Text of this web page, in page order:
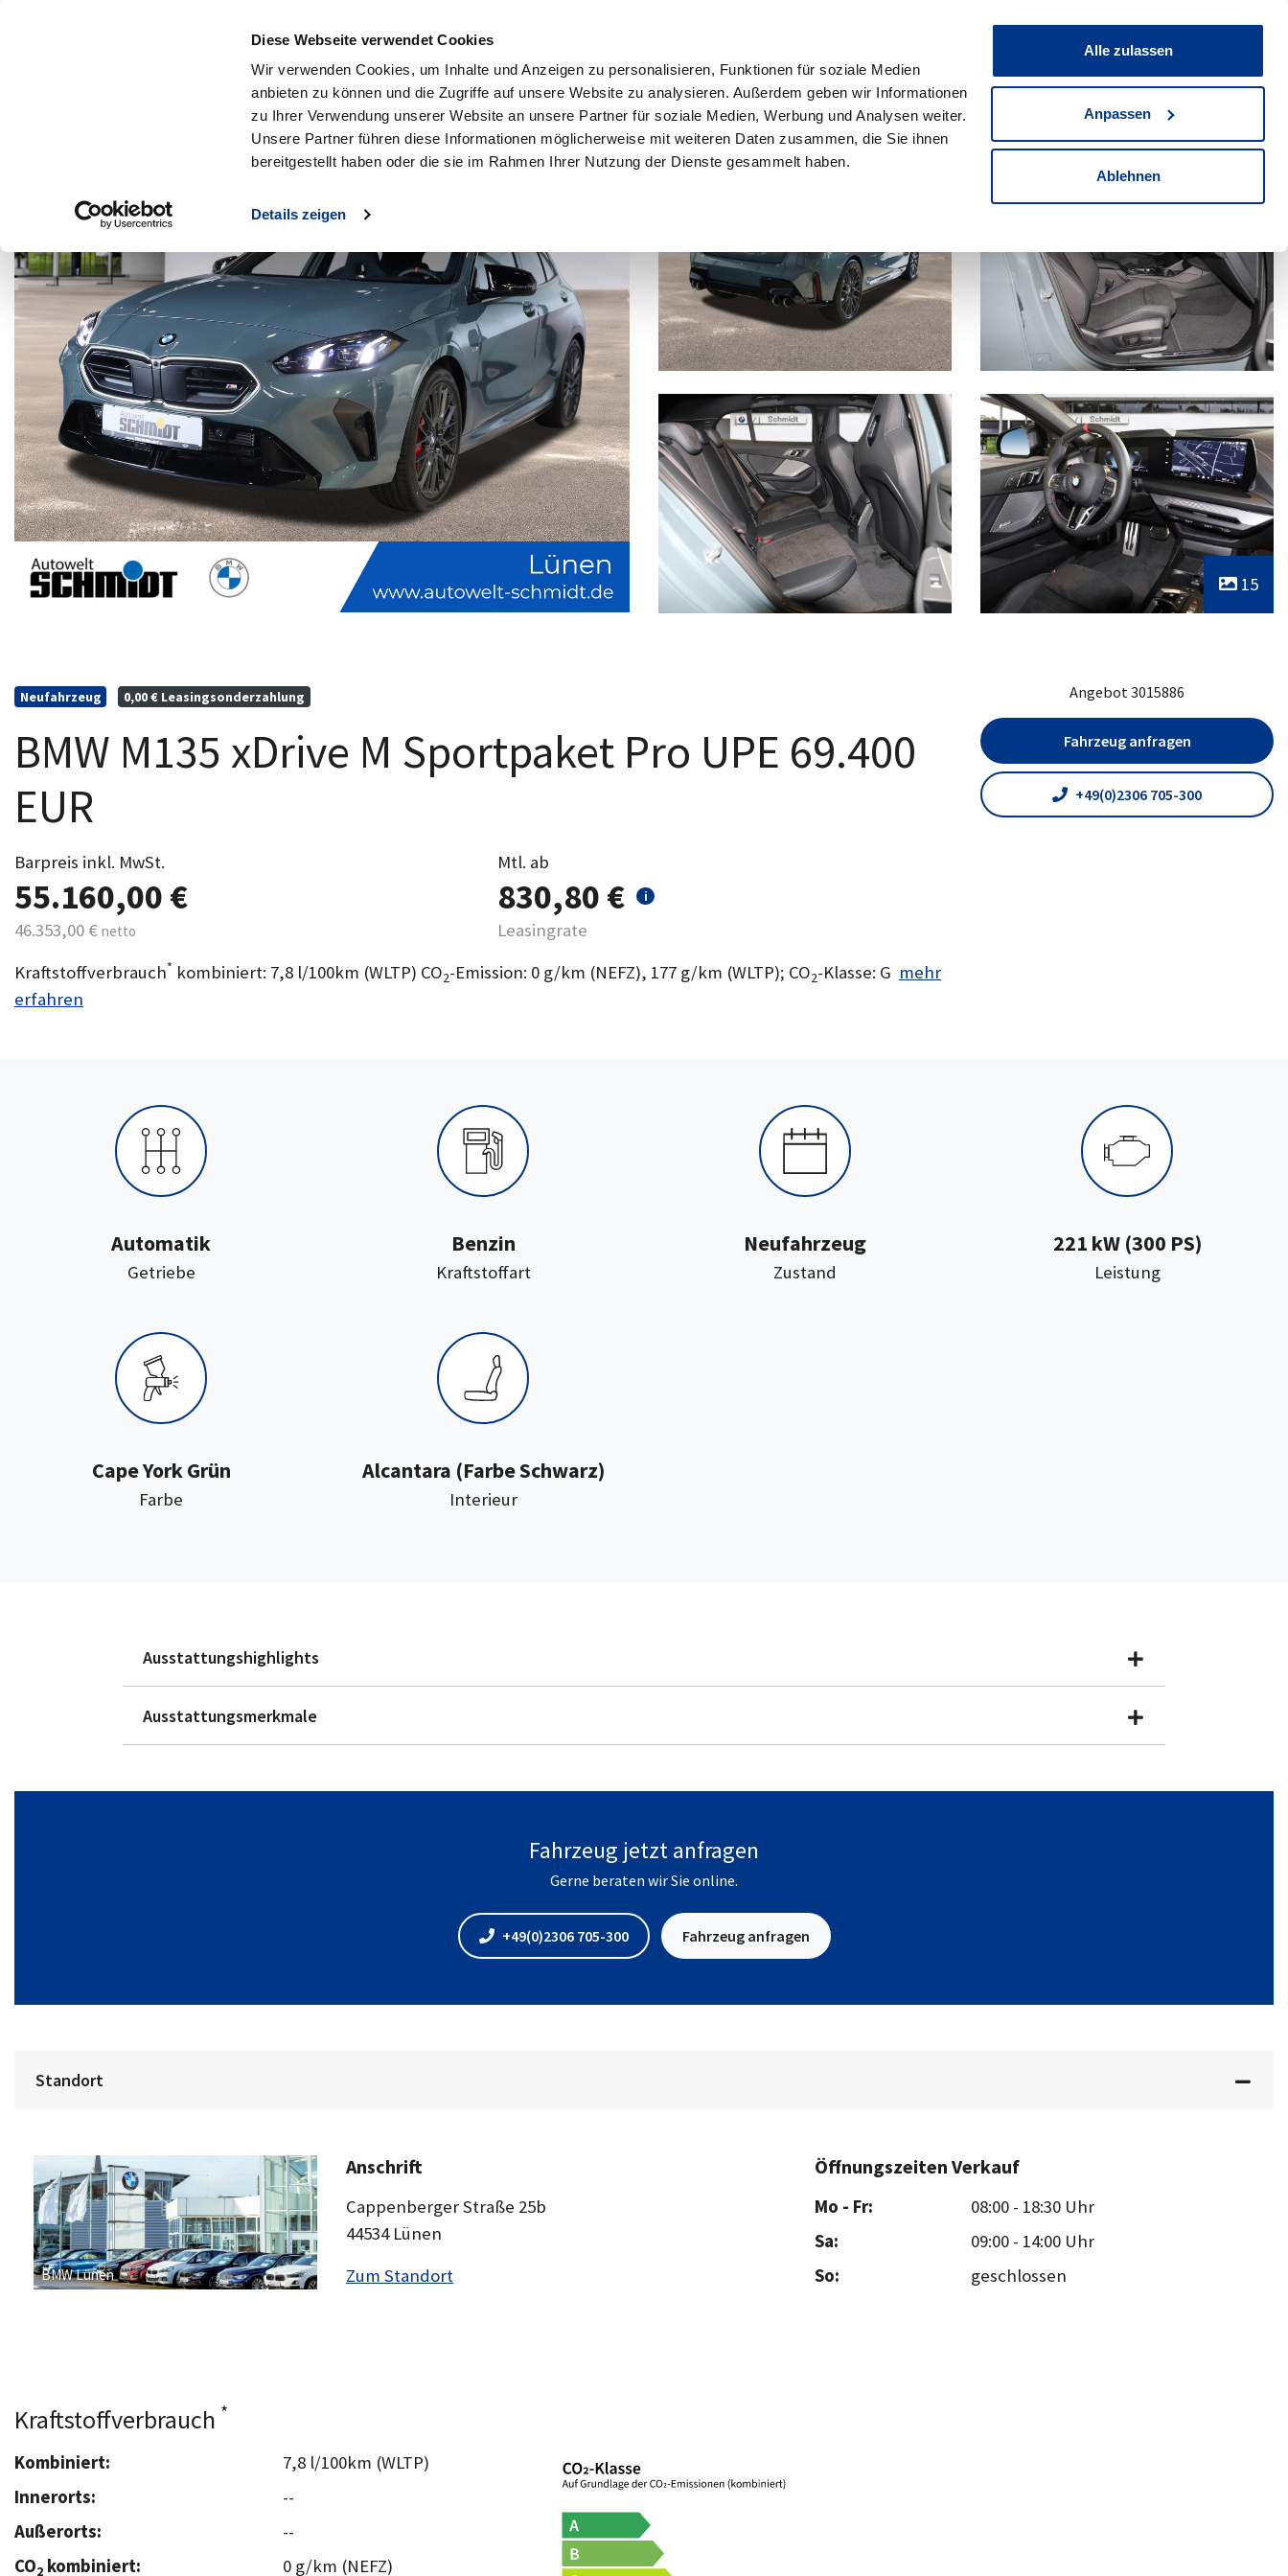
Diese Webseite verwendet Cookies
Wir verwenden Cookies, um Inhalte und Anzeigen zu personalisieren, Funktionen für soziale Medien
anbieten zu können und die Zugriffe auf unsere Website zu analysieren. Außerdem geben wir Informationen
zu Ihrer Verwendung unserer Website an unsere Partner für soziale Medien, Werbung und Analysen weiter.
Unsere Partner führen diese Informationen möglicherweise mit weiteren Daten zusammen, die Sie ihnen
bereitgestellt haben oder die sie im Rahmen Ihrer Nutzung der Dienste gesammelt haben.
Details zeigen
Alle zulassen
Anpassen
Ablehnen
Fahrzeug teilen Merkliste
+49(0)2306 705-300
Verkaufsberater anrufen
15
Neufahrzeug 0,00 € Leasingsonderzahlung
BMW M135 xDrive M Sportpaket Pro UPE 69.400
EUR
Barpreis inkl. MwSt.
55.160,00 €
46.353,00 € netto
Mtl. ab
830,80 € i
Leasingrate
Kraftstoffverbrauch* kombiniert: 7,8 l/100km (WLTP) CO2-Emission: 0 g/km (NEFZ), 177 g/km (WLTP); CO2-Klasse: G mehr
erfahren
Angebot 3015886
Fahrzeug anfragen
+49(0)2306 705-300
Getriebe:
Automatik
Kraftstoffart:
Benzin
Zustand
Neufahrzeug
Leistung:
221 kW (300 PS)
Farbe
Cape York Grün
Interieur
Alcantara :(Farbe Schwarz)
Ausstattungshighlights
Ausstattungsmerkmale
Fahrzeug jetzt anfragen
Gerne beraten wir Sie online.
+49(0)2306 705-300 Fahrzeug anfragen
Standort
BMW Lünen
Anschrift
Cappenberger Straße 25b
44534 Lünen
Zum Standort
Öffnungszeiten Verkauf
Mo - Fr: 08:00- 18:30 Uhr
Sa:
09:00- 14:00 Uhr
So:
geschlossen
Kraftstoffverbrauch *
Kombiniert:
7,8 l/100km (WLTP)
Innerorts:
--
Außerorts:
--
CO2 kombiniert:
0 g/km (NEFZ)